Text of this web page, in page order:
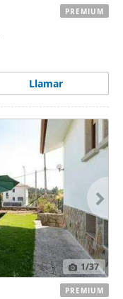
Llamar
PREMIUM
1/37
PREMIUM